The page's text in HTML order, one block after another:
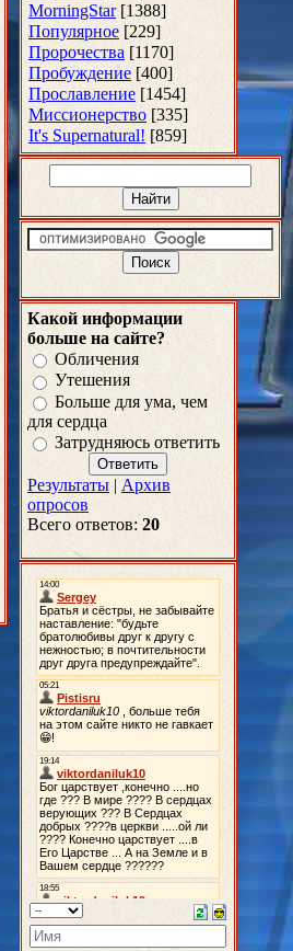
MorningStar [1388]
Популярное [229]
Пророчества [1170]
Пробуждение [400]
Прославление [1454]
Миссионерство [335]
It's Supernatural! [859]
Какой информации
больше на сайте?
Обличения
Утешения
Больше для ума, чем
для сердца
Затрудняюсь ответить
Результаты | Архив
опросов
Всего ответов: 20